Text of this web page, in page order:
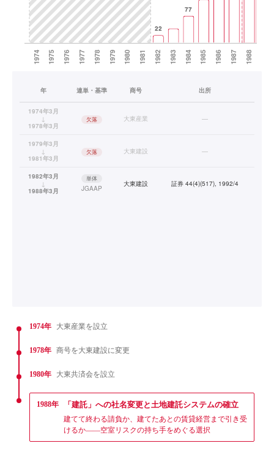
年 連単・基準 商号 出所
1974年3月
↓
1978年3月
欠落 大東産業 —
1979年3月
↓
1981年3月
欠落 大東建設 —
1982年3月
↓
1988年3月
単体
JGAAP
大東建設 証券 44(4)(517), 1992/4
1974年 大東産業を設立
1978年 商号を大東建設に変更
1980年 大東共済会を設立
1988年 「建託」への社名変更と土地建託システムの確立
建てて終わる請負か、建てたあとの賃貸経営まで引き受
けるか——空室リスクの持ち手をめぐる選択